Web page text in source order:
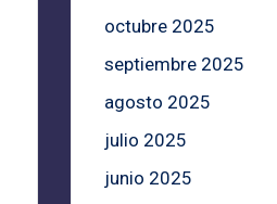
octubre 2025
septiembre 2025
agosto 2025
julio 2025
junio 2025